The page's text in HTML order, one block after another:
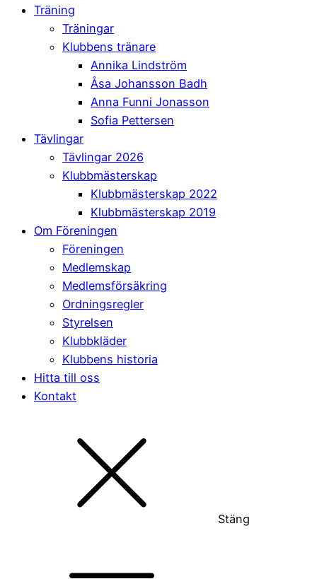
Träning
Träningar
Klubbens tränare
Annika Lindström
Åsa Johansson Badh
Anna Funni Jonasson
Sofia Pettersen
Tävlingar
Tävlingar 2026
Klubbmästerskap
Klubbmästerskap 2022
Klubbmästerskap 2019
Om Föreningen
Föreningen
Medlemskap
Medlemsförsäkring
Ordningsregler
Styrelsen
Klubbkläder
Klubbens historia
Hitta till oss
Kontakt
Stäng